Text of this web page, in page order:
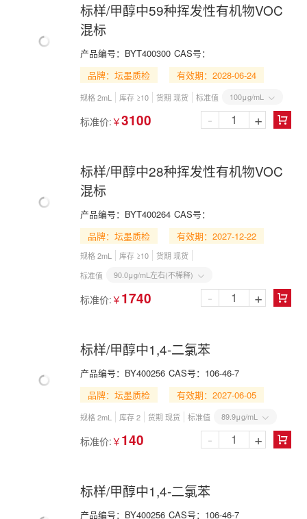
标样/甲醇中59种挥发性有机物VOC
混标
产品编号： BYT400300 CAS号：
品牌：坛墨质检
有效期：2028-06-24
规格 2mL 库存 ≥10 货期 现货 标准值 100μg/mL 
标准价: ￥3100 
- +
标样/甲醇中28种挥发性有机物VOC
混标
产品编号： BYT400264 CAS号：
品牌：坛墨质检
有效期：2027-12-22
规格 2mL 库存 ≥10
货期 现货
标准值
90.0μg/mL左右(不稀释) 
标准价: ￥ 1740 
- +
标样/甲醇中1,4-二氯苯
产品编号： BY400256 CAS号： 106-46-7
品牌：坛墨质检
有效期：2027-06-05
规格 2mL 库存 2 货期 现货 标准值 89.9μg/mL 
标准价: ￥ 140 
- +
标样/甲醇中1,4-二氯苯
产品编号： BY400256 CAS号： 106-46-7